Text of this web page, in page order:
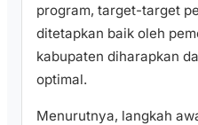
program, target-target
ditetapkan baik oleh
kabupaten diharapkan
optimal.
Menurutnya, langkah